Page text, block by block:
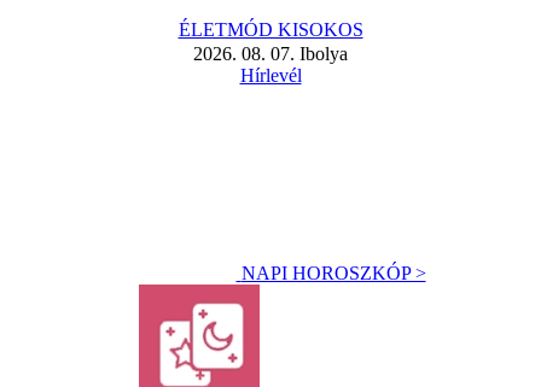
ÉLETMÓD KISOKOS
2026. 08. 07. Ibolya
Hírlevél
NAPI HOROSZKÓP >